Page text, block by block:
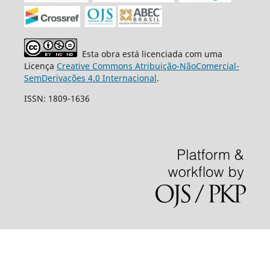
Esta obra está licenciada com uma
Licença Creative Commons Atribuição-NãoComercial-
SemDerivações 4.0 Internacional.
ISSN: 1809-1636